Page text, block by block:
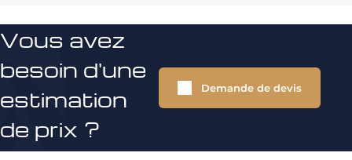
Vous avez
besoin d'une
estimation
de prix ?
Demande de devis